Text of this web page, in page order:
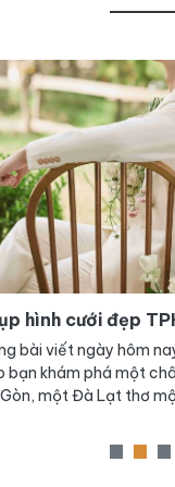
hình cưới đẹp
để Oliva Wedding
giây phút đặc biệt
album chụp hình